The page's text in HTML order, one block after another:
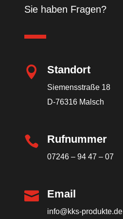
Sie haben Fragen?
 Standort
Siemensstraße 18
D-76316 Malsch
 Rufnummer
07246 – 94 47 – 07
 Email
info@kks-produkte.de